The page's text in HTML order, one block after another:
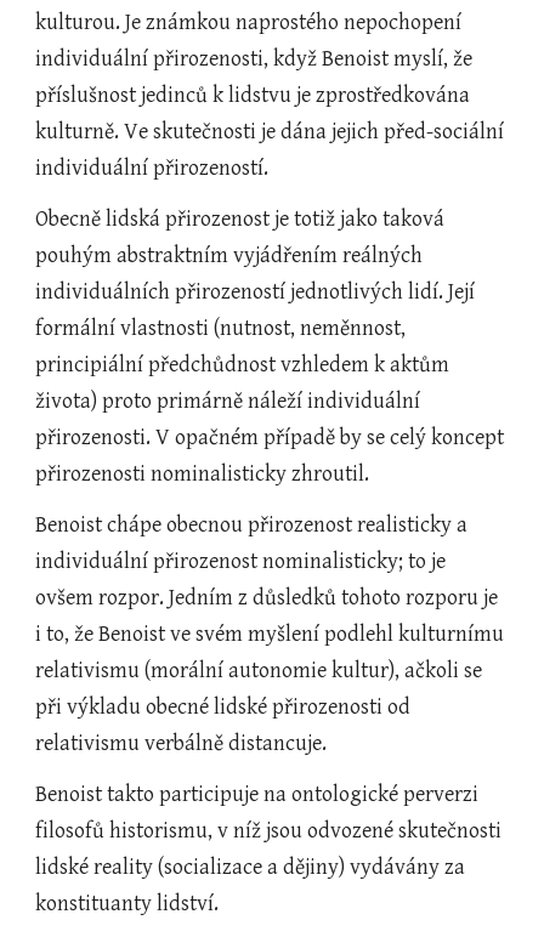
kulturou. Je známkou naprostého nepochopení
individuální přirozenosti, když Benoist myslí, že
příslušnost jedinců k lidstvu je zprostředkována
kulturně. Ve skutečnosti je dána jejich před-sociální
individuální přirozeností.
Obecně lidská přirozenost je totiž jako taková
pouhým abstraktním vyjádřením reálných
individuálních přirozeností jednotlivých lidí. Její
formální vlastnosti (nutnost, neměnnost,
principiální předchůdnost vzhledem k aktům
života) proto primárně náleží individuální
přirozenosti. V opačném případě by se celý koncept
přirozenosti nominalisticky zhroutil.
Benoist chápe obecnou přirozenost realisticky a
individuální přirozenost nominalisticky; to je
ovšem rozpor. Jedním z důsledků tohoto rozporu je
i to, že Benoist ve svém myšlení podlehl kulturnímu
relativismu (morální autonomie kultur), ačkoli se
při výkladu obecné lidské přirozenosti od
relativismu verbálně distancuje.
Benoist takto participuje na ontologické perverzi
filosofů historismu, v níž jsou odvozené skutečnosti
lidské reality (socializace a dějiny) vydávány za
konstituanty lidství.